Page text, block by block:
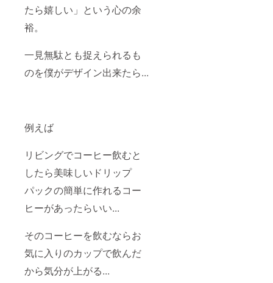
たら嬉しい」という心の余
裕。
一見無駄とも捉えられるも
のを僕がデザイン出来たら...
例えば
リビングでコーヒー飲むと
したら美味しいドリップ
パックの簡単に作れるコー
ヒーがあったらいい...
そのコーヒーを飲むならお
気に入りのカップで飲んだ
から気分が上がる...